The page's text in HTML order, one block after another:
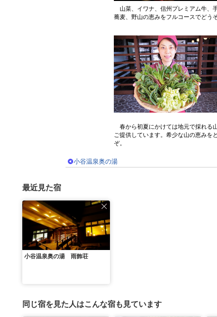
山菜、イワナ、信州プレミアム牛、
蕎麦、野山の恵みをフルコースでどう
春から初夏にかけては地元で採れる
ご提供しています。希少な山の恵みを
ぞ。
小谷温泉奥の湯
最近見た宿
小谷温泉奥の湯 雨飾荘
同じ宿を見た人はこんな宿も見ています